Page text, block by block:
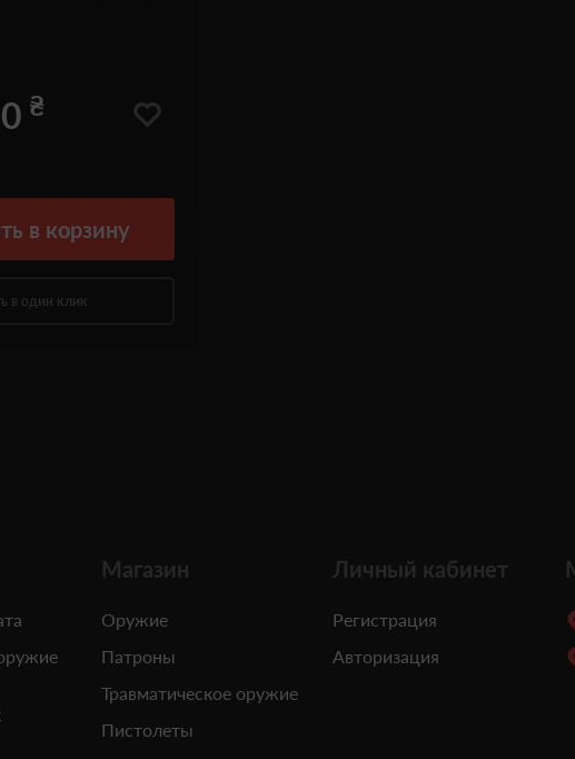
₴
в корзину
в один клик
Магазин
Оружие
Патроны
Травматическое оружие
Пистолеты
Личный кабинет
Регистрация
Авторизация